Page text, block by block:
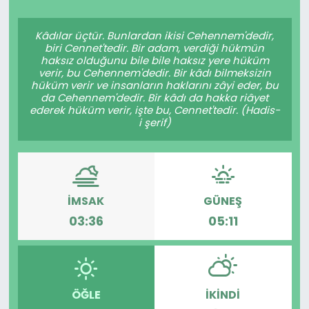
Kâdılar üçtür. Bunlardan ikisi Cehennem'dedir,
biri Cennet'tedir. Bir adam, verdiği hükmün
haksız olduğunu bile bile haksız yere hüküm
verir, bu Cehennem'dedir. Bir kâdı bilmeksizin
hüküm verir ve insanların haklarını zâyi eder, bu
da Cehennem'dedir. Bir kâdı da hakka riâyet
ederek hüküm verir, işte bu, Cennet'tedir. (Hadis-
i şerif)
İMSAK
03:36
GÜNEŞ
05:11
ÖĞLE İKINDI
Teknoloji
Resmi İlanlar
Yaşam
Künye
Gizlilik Sözleşmesi
İletişim